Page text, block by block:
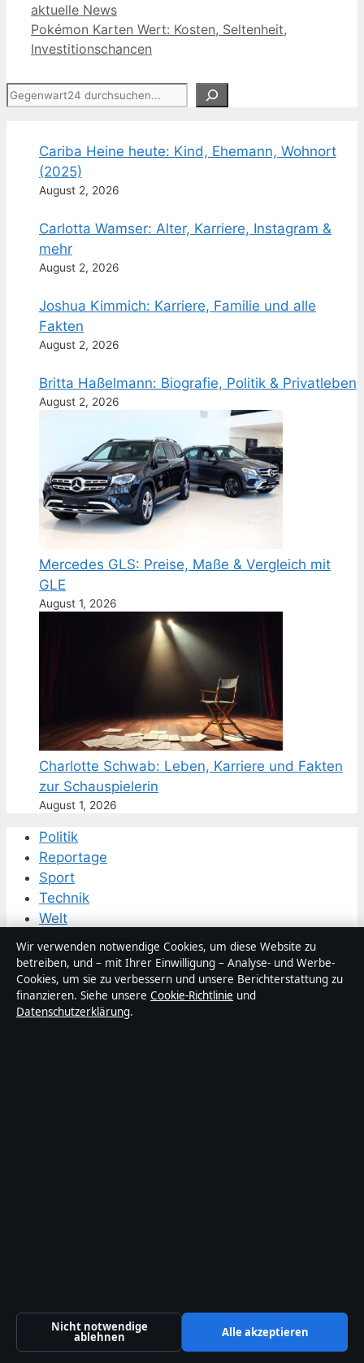
aktuelle News
Pokémon Karten Wert: Kosten, Seltenheit,
Investitionschancen
Suchen
Cariba Heine heute: Kind, Ehemann, Wohnort
(2025)
August 2, 2026
Carlotta Wamser: Alter, Karriere, Instagram &
mehr
August 2, 2026
Joshua Kimmich: Karriere, Familie und alle
Fakten
August 2, 2026
Britta Haßelmann: Biografie, Politik & Privatleben
August 2, 2026
Mercedes GLS: Preise, Maße & Vergleich mit
GLE
August 1, 2026
Charlotte Schwab: Leben, Karriere und Fakten
zur Schauspielerin
August 1, 2026
Politik
Reportage
Sport
Technik
Welt
Wirtschaft
© 2026 Gegenwart24
Kontaktseite
Wir verwenden notwendige Cookies, um diese Website zu
betreiben, und – mit Ihrer Einwilligung – Analyse- und Werbe-
Cookies, um sie zu verbessern und unsere Berichterstattung zu
finanzieren. Siehe unsere Cookie-Richtlinie und
Datenschutzerklärung.
Nicht notwendige
ablehnen Alle akzeptieren